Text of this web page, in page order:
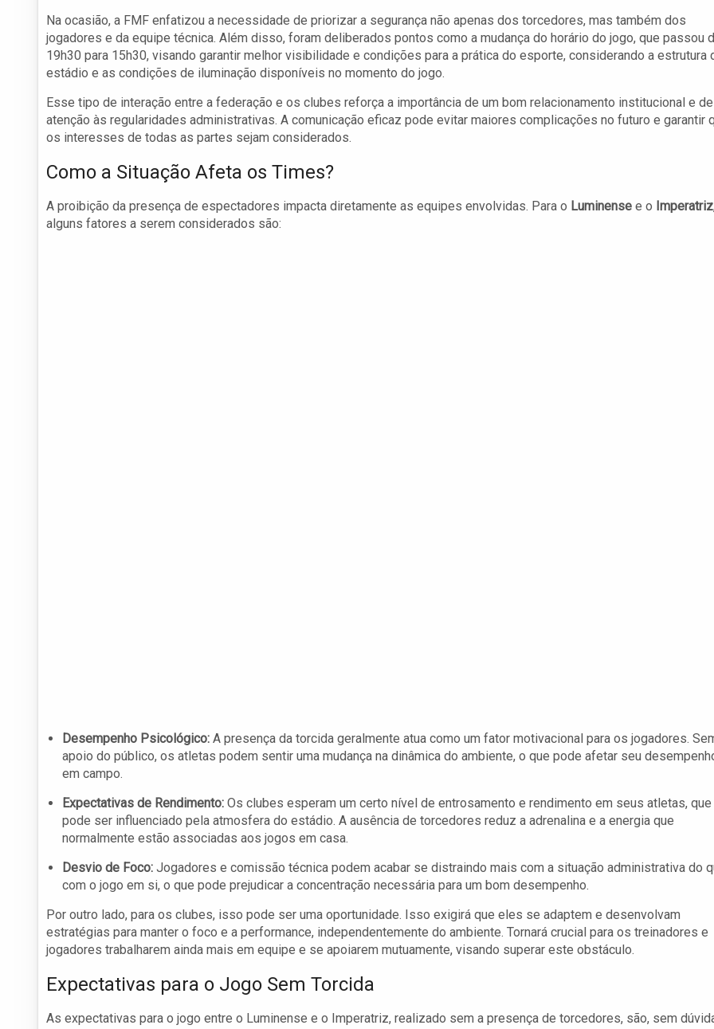
Na ocasião, a FMF enfatizou a necessidade de priorizar a segurança não apenas dos torcedores, mas também dos
jogadores e da equipe técnica. Além disso, foram deliberados pontos como a mudança do horário do jogo, que passou
19h30 para 15h30, visando garantir melhor visibilidade e condições para a prática do esporte, considerando a estrutura
estádio e as condições de iluminação disponíveis no momento do jogo.
Esse tipo de interação entre a federação e os clubes reforça a importância de um bom relacionamento institucional e de
atenção às regularidades administrativas. A comunicação eficaz pode evitar maiores complicações no futuro e garantir
os interesses de todas as partes sejam considerados.
Como a Situação Afeta os Times?
A proibição da presença de espectadores impacta diretamente as equipes envolvidas. Para o Luminense e o Imperatriz
alguns fatores a serem considerados são:
Desempenho Psicológico: A presença da torcida geralmente atua como um fator motivacional para os jogadores.
apoio do público, os atletas podem sentir uma mudança na dinâmica do ambiente, o que pode afetar seu
em campo.
Expectativas de Rendimento: Os clubes esperam um certo nível de entrosamento e rendimento em seus atletas, que
pode ser influenciado pela atmosfera do estádio. A ausência de torcedores reduz a adrenalina e a energia que
normalmente estão associadas aos jogos em casa.
Desvio de Foco: Jogadores e comissão técnica podem acabar se distraindo mais com a situação administrativa do
com o jogo em si, o que pode prejudicar a concentração necessária para um bom desempenho.
Por outro lado, para os clubes, isso pode ser uma oportunidade. Isso exigirá que eles se adaptem e desenvolvam
estratégias para manter o foco e a performance, independentemente do ambiente. Tornará crucial para os treinadores e
jogadores trabalharem ainda mais em equipe e se apoiarem mutuamente, visando superar este obstáculo.
Expectativas para o Jogo Sem Torcida
As expectativas para o jogo entre o Luminense e o Imperatriz, realizado sem a presença de torcedores, são, sem